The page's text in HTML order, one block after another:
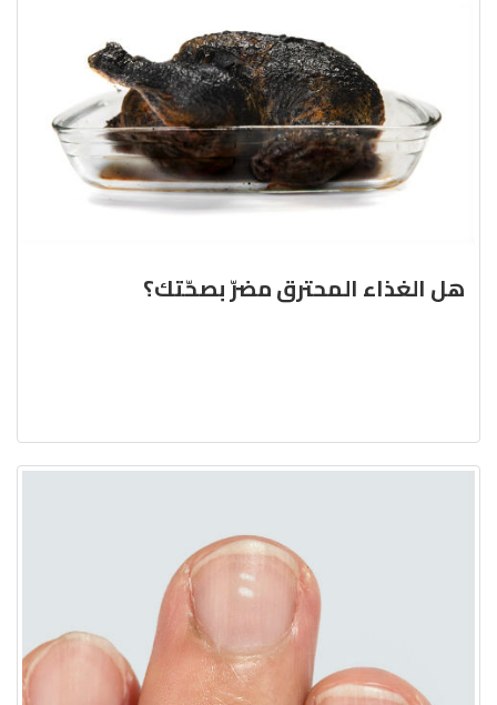
هل الغذاء المحترق مضرّ بصحّتك؟